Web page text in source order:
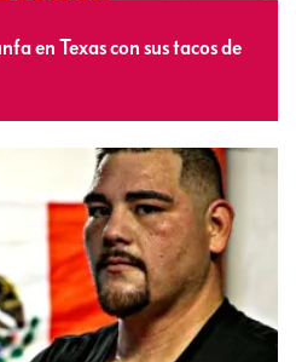
en Texas con sus tacos de